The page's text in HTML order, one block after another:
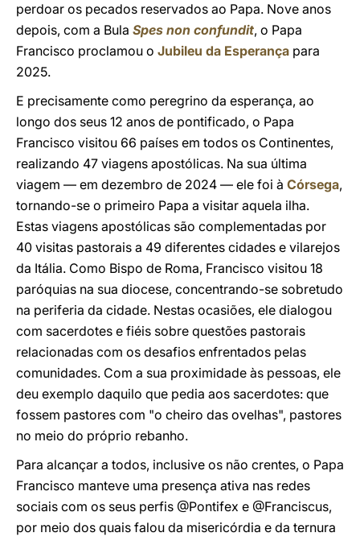
perdoar os pecados reservados ao Papa. Nove anos
depois, com a Bula Spes non confundit, o Papa
Francisco proclamou o Jubileu da Esperança para
2025.
E precisamente como peregrino da esperança, ao
longo dos seus 12 anos de pontificado, o Papa
Francisco visitou 66 países em todos os Continentes,
realizando 47 viagens apostólicas. Na sua última
viagem — em dezembro de 2024 — ele foi à Córsega,
tornando-se o primeiro Papa a visitar aquela ilha.
Estas viagens apostólicas são complementadas por
40 visitas pastorais a 49 diferentes cidades e vilarejos
da Itália. Como Bispo de Roma, Francisco visitou 18
paróquias na sua diocese, concentrando-se sobretudo
na periferia da cidade. Nestas ocasiões, ele dialogou
com sacerdotes e fiéis sobre questões pastorais
relacionadas com os desafios enfrentados pelas
comunidades. Com a sua proximidade às pessoas, ele
deu exemplo daquilo que pedia aos sacerdotes: que
fossem pastores com "o cheiro das ovelhas", pastores
no meio do próprio rebanho.
Para alcançar a todos, inclusive os não crentes, o Papa
Francisco manteve uma presença ativa nas redes
sociais com os seus perfis @Pontifex e @Franciscus,
por meio dos quais falou da misericórdia e da ternura